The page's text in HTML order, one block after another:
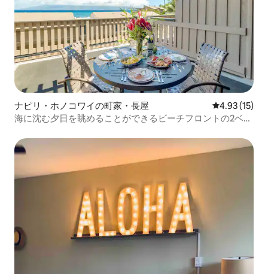
ナピリ・ホノコワイの町家・長屋 レビュー15
4.93 (15)
海に沈む夕日を眺めることができるビーチフロントの2ベッ